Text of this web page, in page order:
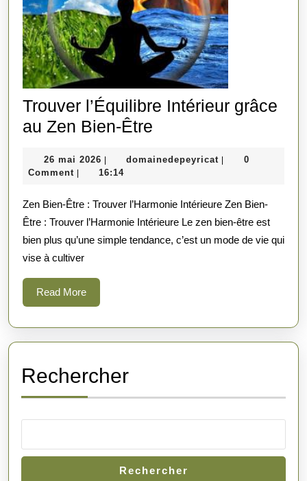
Trouver l’Équilibre Intérieur grâce
au Zen Bien-Être
Intérieur
au
Zen
Bien-
26 mai 2026 26
mai
| domainedepeyricat |
0
Comment | 16:14
Zen Bien-Être : Trouver l’Harmonie Intérieure Zen Bien-
Être : Trouver l’Harmonie Intérieure Le zen bien-être est
bien plus qu’une simple tendance, c’est un mode de vie qui
vise à cultiver
Read MoreRead
More
Rechercher
Rechercher